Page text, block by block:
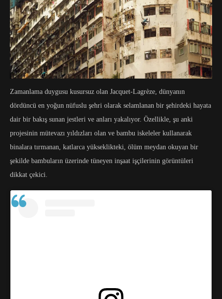
Zamanlama duygusu kusursuz olan Jacquet-Lagrèze, dünyanın
dördüncü en yoğun nüfuslu şehri olarak selamlanan bir şehirdeki hayata
dair bir bakış sunan jestleri ve anları yakalıyor. Özellikle, şu anki
projesinin mütevazı yıldızları olan ve bambu iskeleler kullanarak
binalara tırmanan, katlarca yükseklikteki, ölüm meydan okuyan bir
şekilde bambuların üzerinde tüneyen inşaat işçilerinin görüntüleri
dikkat çekici.